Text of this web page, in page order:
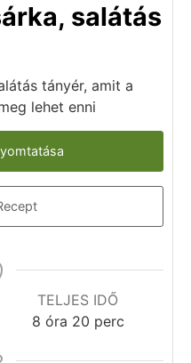
salátás
tányér, amit a
lehet enni
TELJES IDŐ
8 óra 20 perc